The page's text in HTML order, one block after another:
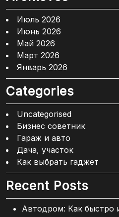
Июль 2026
Июнь 2026
Май 2026
Март 2026
Январь 2026
Categories
Uncategorised
Бизнес советник
Гараж и авто
Дача, участок
Как выбрать гаджет
Recent Posts
Автодром: Как быстро